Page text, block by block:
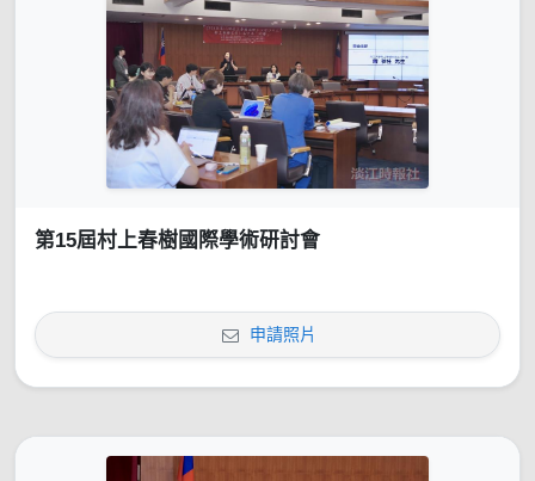
第15屆村上春樹國際學術研討會
申請照片